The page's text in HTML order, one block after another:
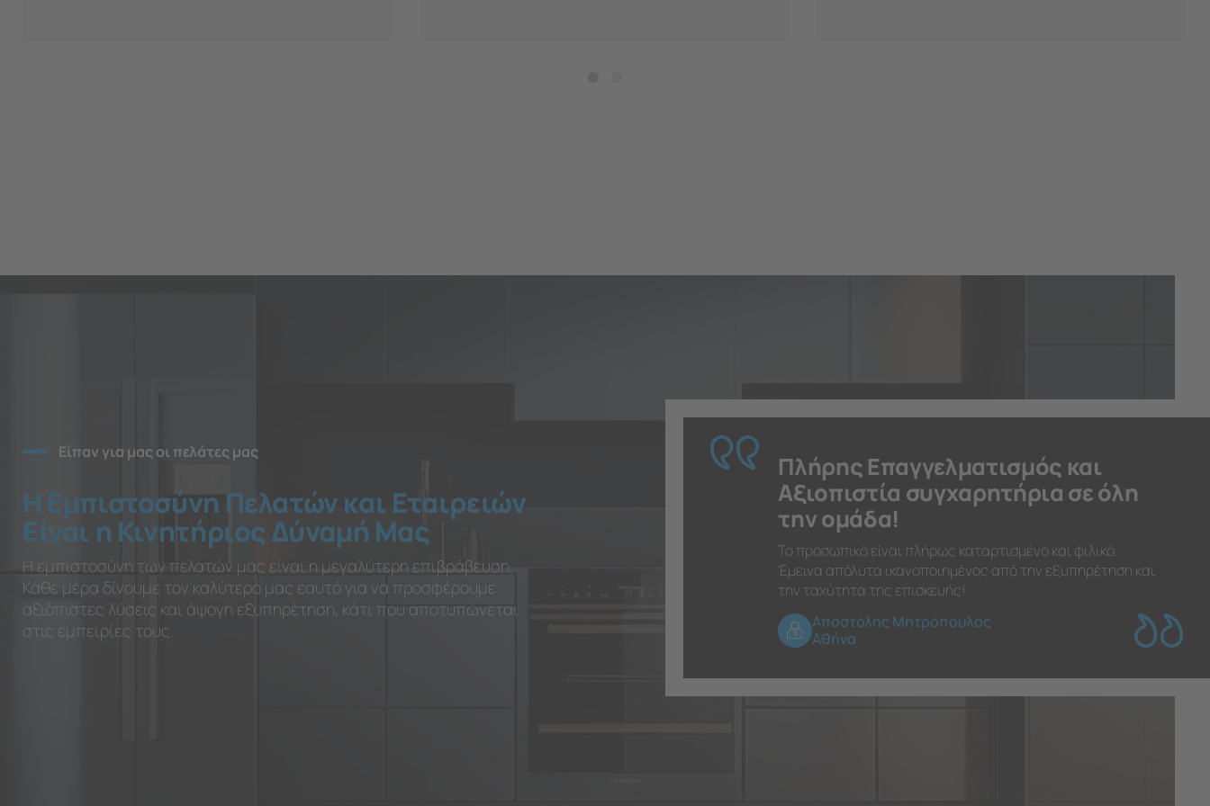
Είπαν για μας οι πελάτες μας
Η Εμπιστοσύνη Πελατών και Εταιρειών
Είναι η Κινητήριος Δύναμή Μας
Η εμπιστοσύνη των πελατών μας είναι η μεγαλύτερη επιβράβευση.
Κάθε μέρα δίνουμε τον καλύτερό μας εαυτό για να προσφέρουμε
αξιόπιστες λύσεις και άψογη εξυπηρέτηση, κάτι που αποτυπώνεται
στις εμπειρίες τους.
Πλήρης Επαγγελματισμός και
Αξιοπιστία συγχαρητήρια σε όλη
την ομάδα!
Το προσωπικό είναι πλήρως καταρτισμένο και φιλικό.
Έμεινα απόλυτα ικανοποιημένος από την εξυπηρέτηση και
την ταχύτητα της επισκευής!
Αποστόλης Μητρόπουλος
Αθήνα